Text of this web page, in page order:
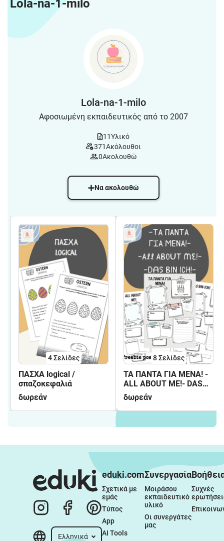
Lola-na-1-milo
Lola-na-1-milo
Αφοσιωμένη εκπαιδευτικός από το 2007
11Υλικό
371Ακόλουθοι
0Ακολουθώ
Να ακολουθώ
4Σελίδες
ΠΑΣΧΑ logical /
σπαζοκεφαλιά
δωρεάν
8Σελίδες
ΤΑ ΠΑΝΤΑ ΓΙΑ ΜΕΝΑ! -
ALL ABOUT ME!- DAS
BIN ICH!
δωρεάν
Ελληνικά
eduki.com
Σχετικά με
εμάς
Τύπος
App
AI Tools
Συνεργασία
Μοιράσου
εκπαιδευτικό
υλικό
Οι συνεργάτες
μας
Συχνές